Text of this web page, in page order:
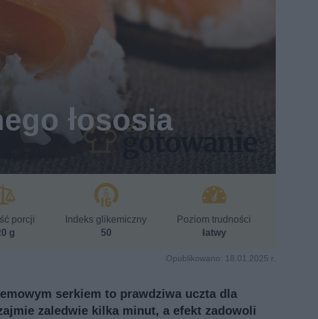
łososia
porcji
g
Indeks glikemiczny
50
Poziom trudności
łatwy
Opublikowano: 18.01.2025 r.
serkiem to prawdziwa uczta dla
zaledwie kilka minut, a efekt zadowoli